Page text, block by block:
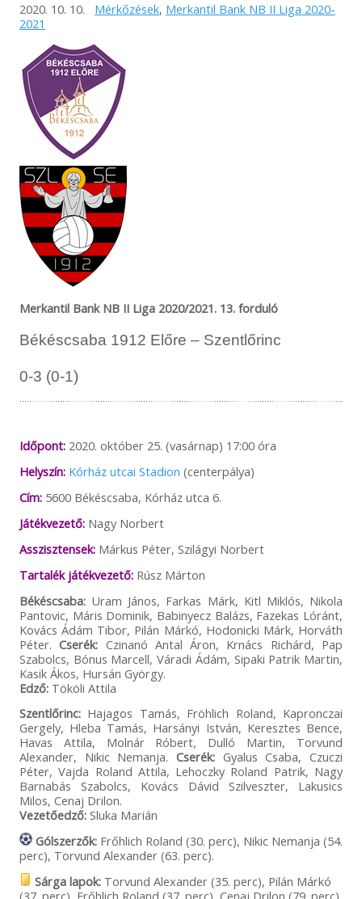
2020. 10. 10. Mérkőzések, Merkantil Bank NB II Liga 2020-
2021
Merkantil Bank NB II Liga 2020/2021. 13. forduló
Békéscsaba 1912 Előre – Szentlőrinc
0-3 (0-1)
Időpont:2020. október 25. (vasárnap) 17:00 óra
Helyszín: Kórház utcai Stadion (centerpálya)
Cím:5600 Békéscsaba, Kórház utca 6.
Játékvezető:Nagy Norbert
Asszisztensek:Márkus Péter, Szilágyi Norbert
Tartalék játékvezető:Rúsz Márton
Békéscsaba:Uram János, Farkas Márk, Kitl Miklós, Nikola
Pantovic, Máris Dominik, Babinyecz Balázs, Fazekas Lóránt,
Kovács Ádám Tibor, Pilán Márkó, Hodonicki Márk, Horváth
Péter.Cserék: Czinanó Antal Áron, Krnács Richárd, Pap
Szabolcs, Bónus Marcell, Váradi Ádám, Sipaki Patrik Martin,
Kasik Ákos, Hursán György.
Edző:Tököli Attila
Szentlőrinc:Hajagos Tamás, Fröhlich Roland, Kapronczai
Gergely, Hleba Tamás, Harsányi István, Keresztes Bence,
Havas Attila, Molnár Róbert, Dulló Martin, Torvund
Alexander, Nikic Nemanja. Cserék: Gyalus Csaba, Czuczi
Péter, Vajda Roland Attila, Lehoczky Roland Patrik, Nagy
Barnabás Szabolcs, Kovács Dávid Szilveszter, Lakusics
Milos, Cenaj Drilon.
Vezetőedző:Sluka Marián
Gólszerzők:Frőhlich Roland (30. perc), Nikic Nemanja (54.
perc), Torvund Alexander (63. perc).
Sárga lapok:Torvund Alexander (35. perc), Pilán Márkó